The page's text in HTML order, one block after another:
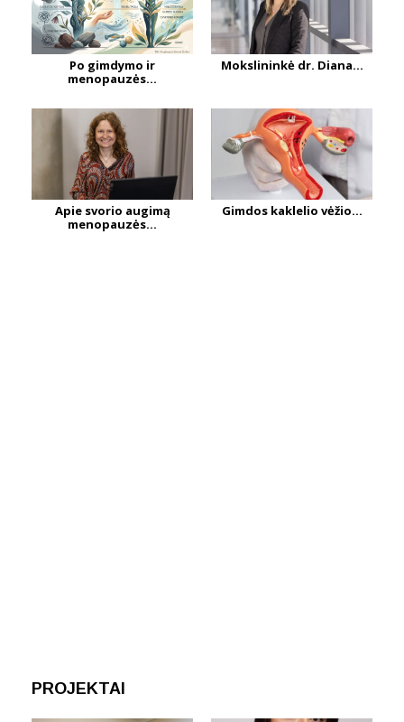
Po gimdymo ir
menopauzės...
Mokslininkė dr. Diana...
Apie svorio augimą
menopauzės...
Gimdos kaklelio vėžio...
PROJEKTAI